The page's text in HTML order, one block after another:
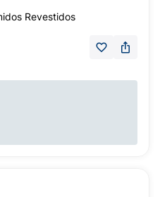
Revestidos